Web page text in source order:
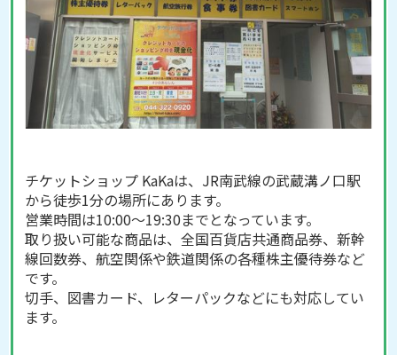
チケットショップ KaKaは、JR南武線の武蔵溝ノ口駅
から徒歩1分の場所にあります。
営業時間は10:00～19:30までとなっています。
取り扱い可能な商品は、全国百貨店共通商品券、新幹
線回数券、航空関係や鉄道関係の各種株主優待券など
です。
切手、図書カード、レターパックなどにも対応してい
ます。